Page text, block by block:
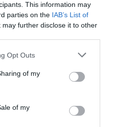
This information may
parties on the IAB’s List of
may further disclose it to other
uses one or more Google
behaviour. You may click to
and its third-party tags to
purposes in below Google
Opt Outs
of my
of my
să vadă Sevilla și
Frontera: un oraș în…